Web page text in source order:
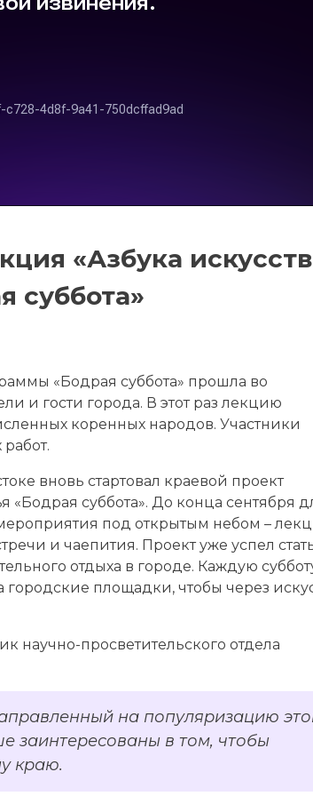
«Азбука
суббота»
«Бодрая суббота» прошла во
и гости города. В этот раз лекцию
коренных народов. Участники
вновь стартовал краевой проект
суббота». До конца сентября
под открытым небом –
и чаепития. Проект уже успел
отдыха в городе. Каждую
площадки, чтобы через
научно-просветительского отдела
на популяризацию
заинтересованы в том, чтобы
краю.